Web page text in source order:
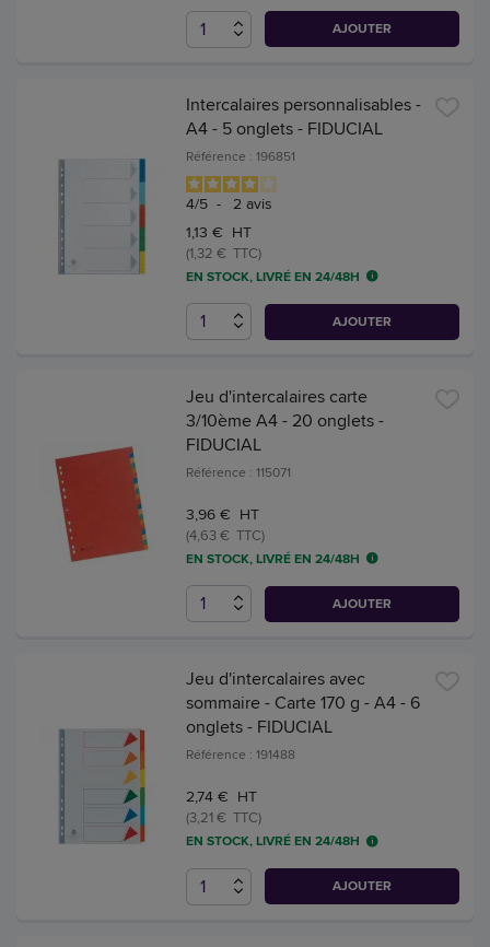
AJOUTER
Intercalaires personnalisables -
A4 - 5 onglets - FIDUCIAL
Référence : 196851
4/5 - 2 avis
1,13 € HT
(1,32 € TTC)
EN STOCK, LIVRÉ EN 24/48H
AJOUTER
Jeu d'intercalaires carte
3/10ème A4 - 20 onglets -
FIDUCIAL
Référence : 115071
3,96 € HT
(4,63 € TTC)
EN STOCK, LIVRÉ EN 24/48H
AJOUTER
Jeu d'intercalaires avec
sommaire - Carte 170 g - A4 - 6
onglets - FIDUCIAL
Référence : 191488
2,74 € HT
(3,21 € TTC)
EN STOCK, LIVRÉ EN 24/48H
AJOUTER